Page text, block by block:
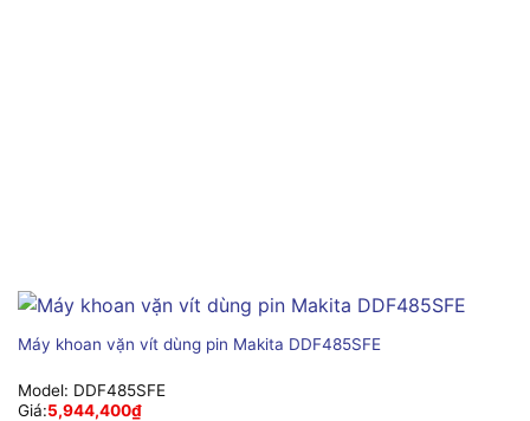
Máy khoan vặn vít dùng pin Makita DDF485SFE
Model: DDF485SFE
Giá:5,944,400₫